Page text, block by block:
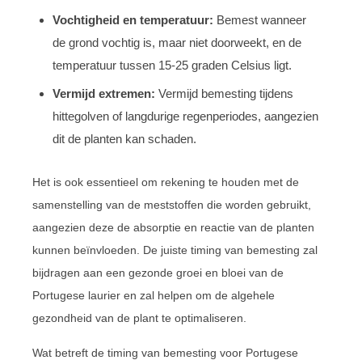
Vochtigheid en temperatuur: Bemest wanneer
de grond vochtig is, maar niet doorweekt, en de
temperatuur tussen 15-25 graden Celsius ligt.
Vermijd extremen: Vermijd bemesting tijdens
hittegolven of langdurige regenperiodes, aangezien
dit de planten kan schaden.
Het is ook essentieel om rekening te houden met de
samenstelling van de meststoffen die worden gebruikt,
aangezien deze de absorptie en reactie van de planten
kunnen beïnvloeden. De juiste timing van bemesting zal
bijdragen aan een gezonde groei en bloei van de
Portugese laurier en zal helpen om de algehele
gezondheid van de plant te optimaliseren.
Wat betreft de timing van bemesting voor Portugese